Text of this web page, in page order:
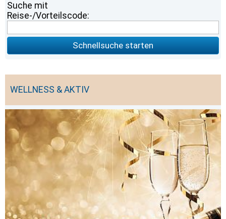
Suche mit
Reise-/Vorteilscode:
Schnellsuche starten
WELLNESS & AKTIV